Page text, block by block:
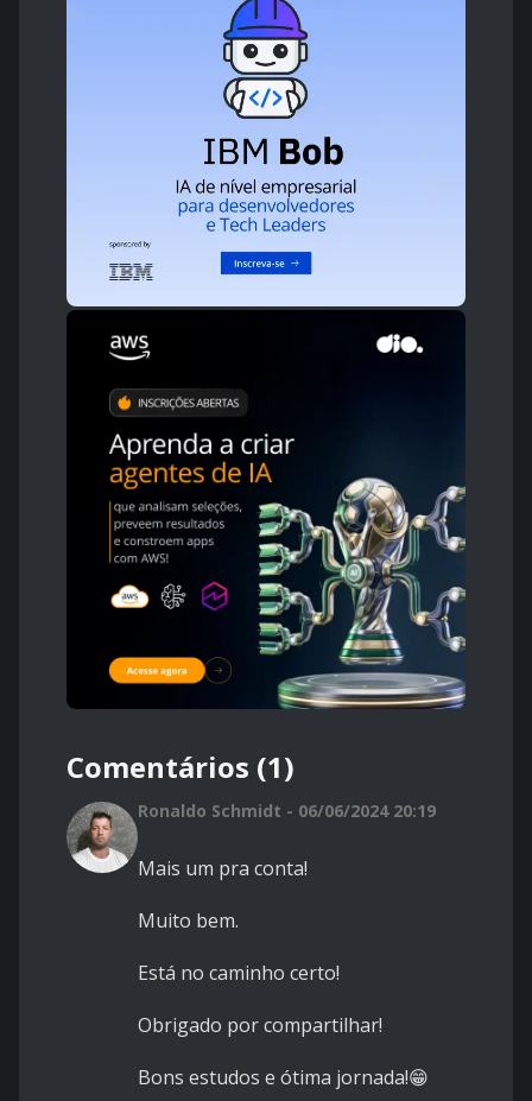
Comentários (1)
Ronaldo Schmidt - 06/06/2024 20:19
Mais um pra conta!
Muito bem.
Está no caminho certo!
Obrigado por compartilhar!
Bons estudos e ótima jornada!😁